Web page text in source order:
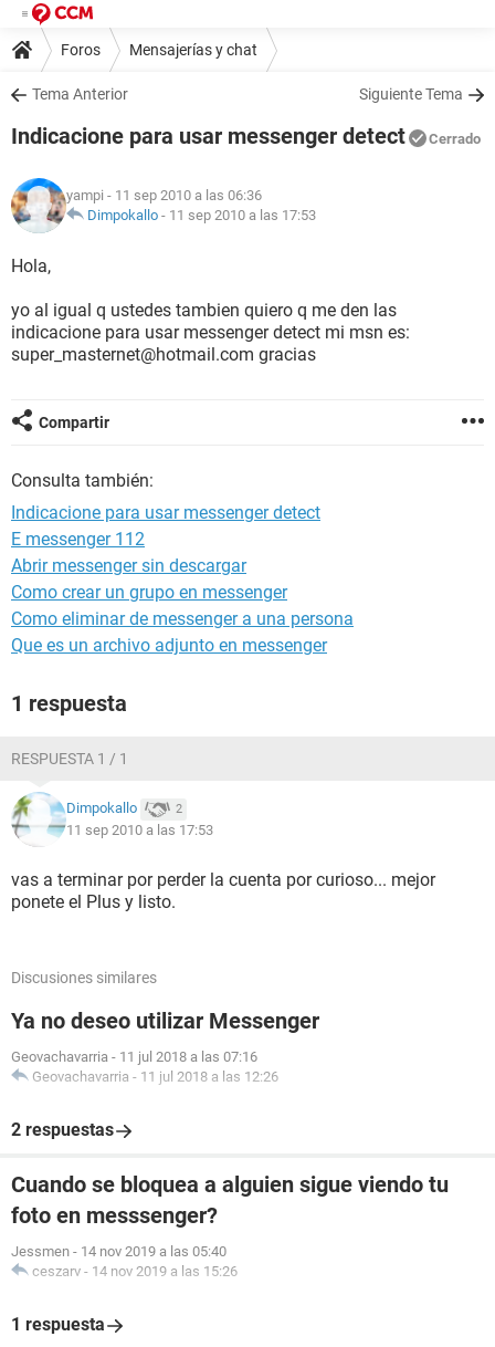
Foros Mensajerías y chat
Tema Anterior Siguiente Tema
Indicacione para usar messenger detect Cerrado
yampi - 11 sep 2010 a las 06:36
Dimpokallo - 11 sep 2010 a las 17:53
Hola,
yo al igual q ustedes tambien quiero q me den las
indicacione para usar messenger detect mi msn es:
super_masternet@hotmail.com gracias
Compartir
Consulta también:
Indicacione para usar messenger detect
E messenger 112
Abrir messenger sin descargar
Como crear un grupo en messenger
Como eliminar de messenger a una persona
Que es un archivo adjunto en messenger
1 respuesta
RESPUESTA 1 / 1
Dimpokallo 2
11 sep 2010 a las 17:53
vas a terminar por perder la cuenta por curioso... mejor
ponete el Plus y listo.
Discusiones similares
Ya no deseo utilizar Messenger
Geovachavarria - 11 jul 2018 a las 07:16
Geovachavarria - 11 jul 2018 a las 12:26
2 respuestas
Cuando se bloquea a alguien sigue viendo tu
foto en messsenger?
Jessmen - 14 nov 2019 a las 05:40
ceszarv - 14 nov 2019 a las 15:26
1 respuesta